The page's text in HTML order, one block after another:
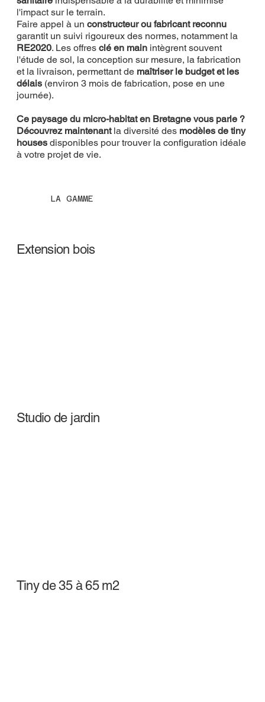
l'impact sur le terrain.
Faire appel à un constructeur ou fabricant reconnu
garantit un suivi rigoureux des normes, notamment la
RE2020. Les offres clé en mainintègrent souvent
l'étude de sol, la conception sur mesure, la fabrication
et la livraison, permettant de maîtriser le budget et les
délais(environ 3 mois de fabrication, pose en une
journée).
Ce paysage du micro-habitat en Bretagne vous parle ?
Découvrez maintenantla diversité des modèles de tiny
housesdisponibles pour trouver la configuration idéale
à votre projet de vie.
LA GAMME
Extension bois
Studio de jardin
Tiny de 35 à 65 m2